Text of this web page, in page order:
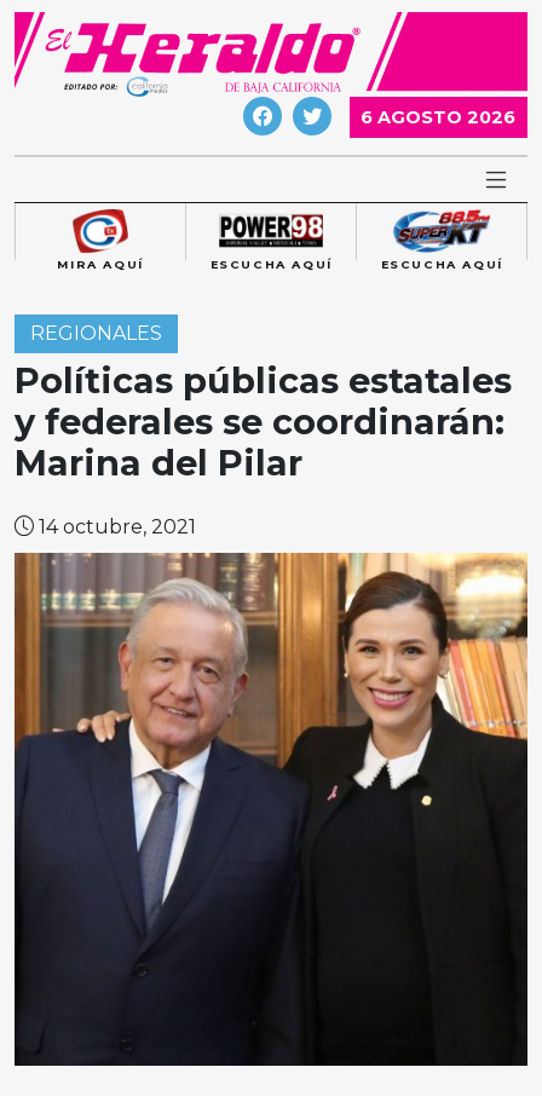
Skip
content
6 AGOSTO 2026
MIRA AQUÍ ESCUCHA AQUÍ ESCUCHA AQUÍ
REGIONALES
Políticas públicas estatales
y federales se coordinarán:
Marina del Pilar
14 octubre, 2021